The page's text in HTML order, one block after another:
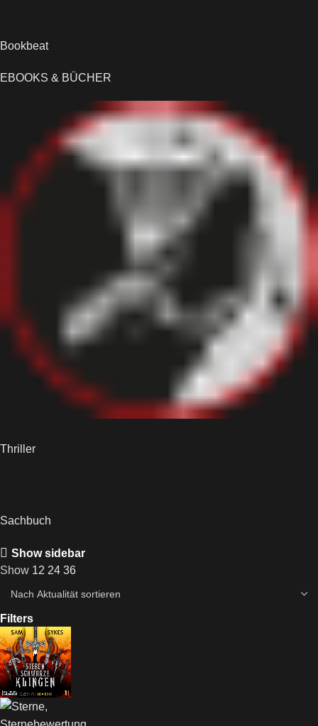
Bookbeat
EBOOKS & BÜCHER
Thriller
Sachbuch
Show sidebar
Show 12 24 36
Filters